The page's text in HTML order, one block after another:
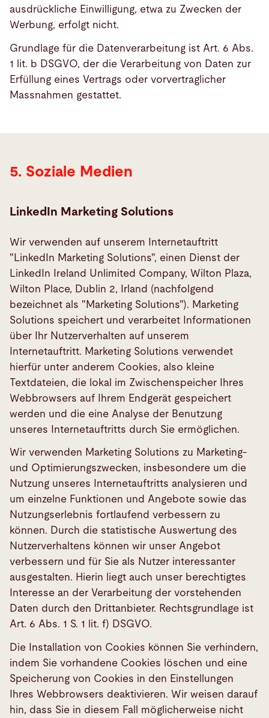
ausdrückliche Einwilligung, etwa zu Zwecken der
Werbung, erfolgt nicht.
Grundlage für die Datenverarbeitung ist Art. 6 Abs.
1 lit. b DSGVO, der die Verarbeitung von Daten zur
Erfüllung eines Vertrags oder vorvertraglicher
Massnahmen gestattet.
Soziale
5. Soziale Medien
LinkedIn Marketing Solutions
Wir verwenden auf unserem Internetauftritt
"LinkedIn Marketing Solutions", einen Dienst der
LinkedIn Ireland Unlimited Company, Wilton Plaza,
Wilton Place, Dublin 2, Irland (nachfolgend
bezeichnet als "Marketing Solutions"). Marketing
Solutions speichert und verarbeitet Informationen
über Ihr Nutzerverhalten auf unserem
Internetauftritt. Marketing Solutions verwendet
hierfür unter anderem Cookies, also kleine
Textdateien, die lokal im Zwischenspeicher Ihres
Webbrowsers auf Ihrem Endgerät gespeichert
werden und die eine Analyse der Benutzung
unseres Internetauftritts durch Sie ermöglichen.
Wir verwenden Marketing Solutions zu Marketing-
und Optimierungszwecken, insbesondere um die
Nutzung unseres Internetauftritts analysieren und
um einzelne Funktionen und Angebote sowie das
Nutzungserlebnis fortlaufend verbessern zu
können. Durch die statistische Auswertung des
Nutzerverhaltens können wir unser Angebot
verbessern und für Sie als Nutzer interessanter
ausgestalten. Hierin liegt auch unser berechtigtes
Interesse an der Verarbeitung der vorstehenden
Daten durch den Drittanbieter. Rechtsgrundlage ist
Art. 6 Abs. 1 S. 1 lit. f) DSGVO.
Die Installation von Cookies können Sie verhindern,
indem Sie vorhandene Cookies löschen und eine
Speicherung von Cookies in den Einstellungen
Ihres Webbrowsers deaktivieren. Wir weisen darauf
hin, dass Sie in diesem Fall möglicherweise nicht